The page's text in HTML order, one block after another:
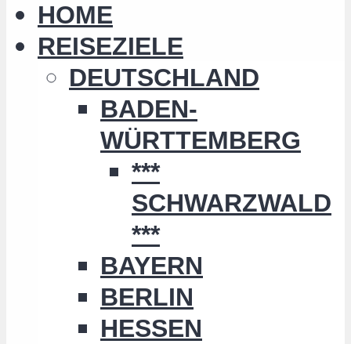
HOME
REISEZIELE
DEUTSCHLAND
BADEN-
WÜRTTEMBERG
***
SCHWARZWALD
***
BAYERN
BERLIN
HESSEN